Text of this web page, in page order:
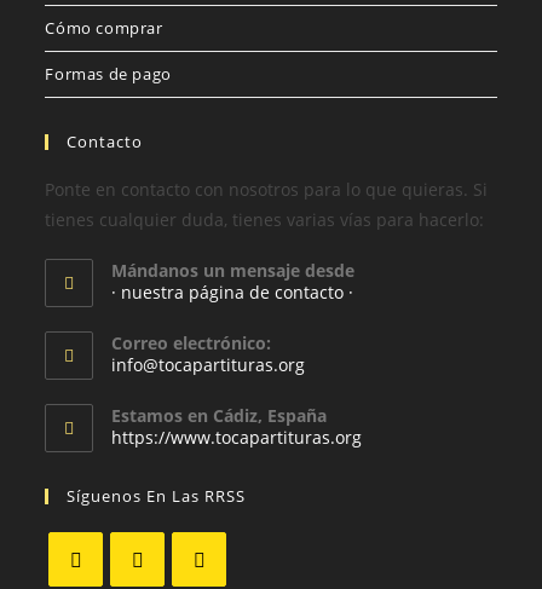
Cómo comprar
Formas de pago
Contacto
Ponte en contacto con nosotros para lo que quieras. Si
tienes cualquier duda, tienes varias vías para hacerlo:
Mándanos un mensaje desde
· nuestra página de contacto ·
Correo electrónico:
info@tocapartituras.org
Estamos en Cádiz, España
https://www.tocapartituras.org
Síguenos En Las RRSS